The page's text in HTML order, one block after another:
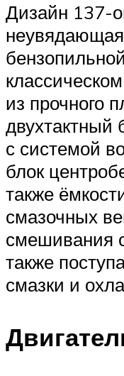
Дизайн 137-
из прочного
двухтактный
с системой
блок
также
смазочных
смешивания
также
смазки и